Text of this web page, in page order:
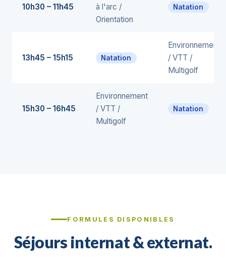
10h30 – 11h45
à l'arc /
Orientation
Natation
13h45 – 15h15 Natation
Environnement
/ VTT /
Multigolf
15h30 – 16h45
Environnement
/ VTT /
Multigolf
Natation
FORMULES DISPONIBLES
Séjours internat & externat.